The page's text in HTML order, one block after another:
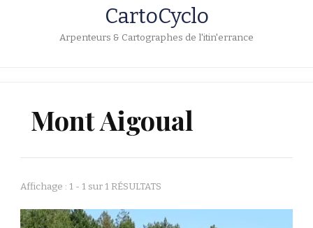
CartoCyclo
Arpenteurs & Cartographes de l'itin'errance
Mont Aigoual
Affichage : 1 - 1 sur 1 RÉSULTATS